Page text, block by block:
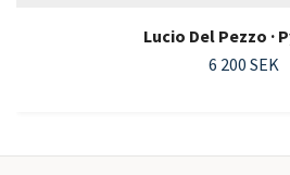
Lucio Del Pezzo ·
6 200 SEK